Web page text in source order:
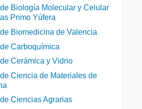
de Biología Molecular y Celular
Primo Yúfera
de Biomedicina de Valencia
de Carboquímica
de Cerámica y Vidrio
de Ciencia de Materiales de
de Ciencias Agrarias